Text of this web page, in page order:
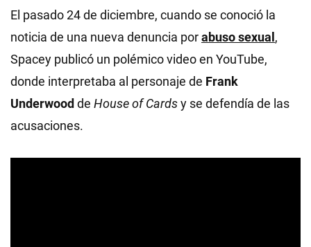
El pasado 24 de diciembre, cuando se conoció la
noticia de una nueva denuncia porabuso sexual ,
Spacey publicó un polémico video en YouTube,
donde interpretaba al personaje de Frank
Underwood de House of Cardsy se defendía de las
acusaciones.